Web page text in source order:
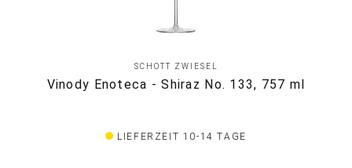
SCHOTT ZWIESEL
Vinody Enoteca - Shiraz No. 133, 757 ml
LIEFERZEIT 10-14 TAGE